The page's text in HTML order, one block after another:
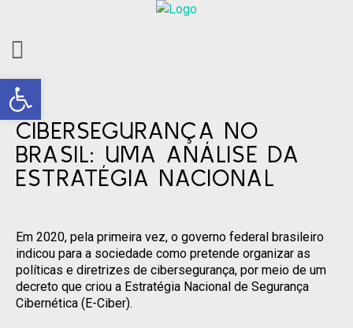
CIBERSEGURANÇA NO
BRASIL: UMA ANÁLISE DA
ESTRATÉGIA NACIONAL
Em 2020, pela primeira vez, o governo federal brasileiro
indicou para a sociedade como pretende organizar as
políticas e diretrizes de cibersegurança, por meio de um
decreto que criou a Estratégia Nacional de Segurança
Cibernética (E-Ciber).
Barra de Ferramentas Aberta